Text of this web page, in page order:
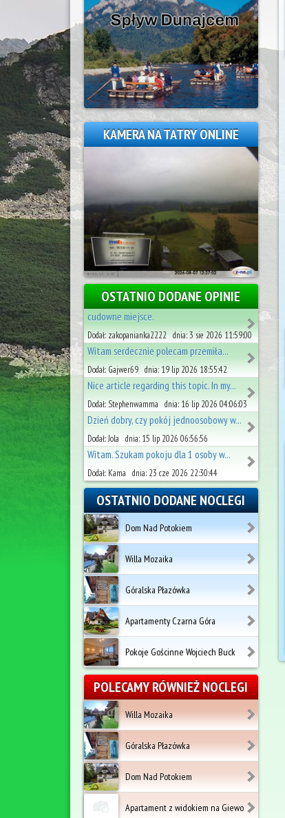
KAMERA NA TATRY ONLINE
OSTATNIO DODANE OPINIE
cudowne miejsce.
Dodał: zakopanianka2222 dnia: 3 sie 2026 11:59:00
Witam serdecznie polecam przemiła...
Dodał: Gajwer69 dnia: 19 lip 2026 18:55:42
Nice article regarding this topic. In my...
Dodał: Stephenwamma dnia: 16 lip 2026 04:06:03
Dzień dobry, czy pokój jednoosobowy w...
Dodał: Jola dnia: 15 lip 2026 06:56:56
Witam. Szukam pokoju dla 1 osoby w...
Dodał: Kama dnia: 23 cze 2026 22:30:44
OSTATNIO DODANE NOCLEGI
Dom Nad Potokiem
Willa Mozaika
Góralska Płazówka
Apartamenty Czarna Góra
Pokoje Gościnne Wojciech Buck
POLECAMY RÓWNIEŻ NOCLEGI
Willa Mozaika
Góralska Płazówka
Dom Nad Potokiem
Apartament z widokiem na Giewo